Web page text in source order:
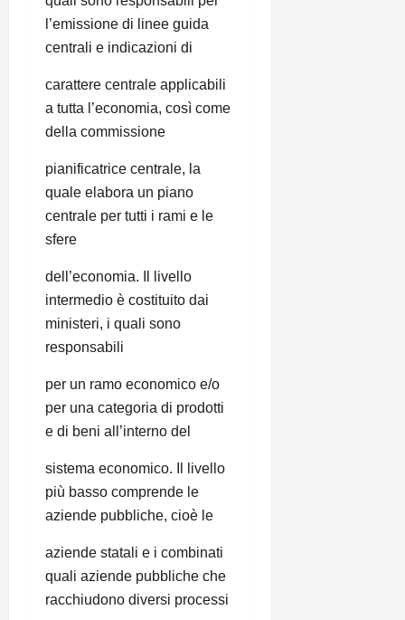
l’emissione di linee guida
centrali e indicazioni di
carattere centrale applicabili
a tutta l’economia, così come
della commissione
pianificatrice centrale, la
quale elabora un piano
centrale per tutti i rami e le
sfere
dell’economia. Il livello
intermedio è costituito dai
ministeri, i quali sono
responsabili
per un ramo economico e/o
per una categoria di prodotti
e di beni all’interno del
sistema economico. Il livello
più basso comprende le
aziende pubbliche, cioè le
aziende statali e i combinati
quali aziende pubbliche che
racchiudono diversi processi